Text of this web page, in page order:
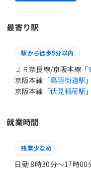
最寄り駅
駅から徒歩5分以内
ＪＲ奈良線/京阪本線「
京阪本線「鳥羽街道駅
京阪本線「伏見稲荷駅
就業時間
残業少なめ
日勤 8時30分〜17時00